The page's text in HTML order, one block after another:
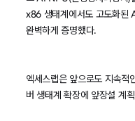
x86 생태계에서도 고도화된
완벽하게 증명했다.
엑세스랩은 앞으로도 지속
버 생태계 확장에 앞장설 계